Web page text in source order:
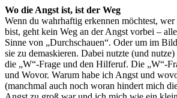
Wo die Angst ist, ist der Weg
Wenn du wahrhaftig erkennen möchtest,
bist, geht kein Weg an der Angst vorbei –
Sinne von „Durchschauen“. Oder um im
sie zu demaskieren. Dabei nutzte (und
die „W“-Frage und den Hilferuf. Die „W“-
und Wovor. Warum habe ich Angst und
(manchmal auch noch woran hindert mich